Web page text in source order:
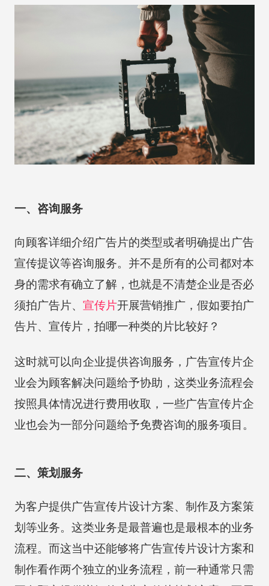
一、咨询服务
向顾客详细介绍广告片的类型或者明确提出广告
宣传提议等咨询服务。并不是所有的公司都对本
身的需求有确立了解，也就是不清楚企业是否必
须拍广告片、 宣传片开展营销推广，假如要拍广
告片、宣传片，拍哪一种类的片比较好？
这时就可以向企业提供咨询服务，广告宣传片企
业会为顾客解决问题给予协助，这类业务流程会
按照具体情况进行费用收取，一些广告宣传片企
业也会为一部分问题给予免费咨询的服务项目。
二、策划服务
为客户提供广告宣传片设计方案、制作及方案策
划等业务。这类业务是最普遍也是最根本的业务
流程。而这当中还能够将广告宣传片设计方案和
制作看作两个独立的业务流程，前一种通常只需